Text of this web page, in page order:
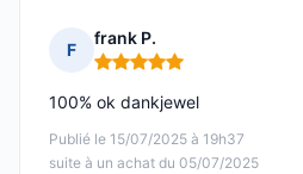
F
frank P.
Note : 5 sur 5
Publié le 15/07/2025 à 19h37
suite à un achat du 05/07/2025
100% ok dankjewel